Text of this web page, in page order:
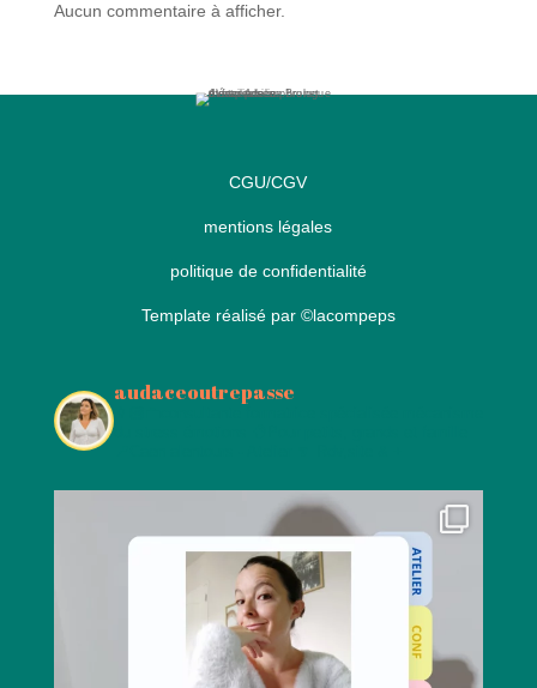
Aucun commentaire à afficher.
CGU/CGV
mentions légales
politique de confidentialité
Template réalisé par ©lacompeps
audaceoutrepasse
👩🏻‍💼consultante formatrice spécialisée mécanisme
du stress émotions